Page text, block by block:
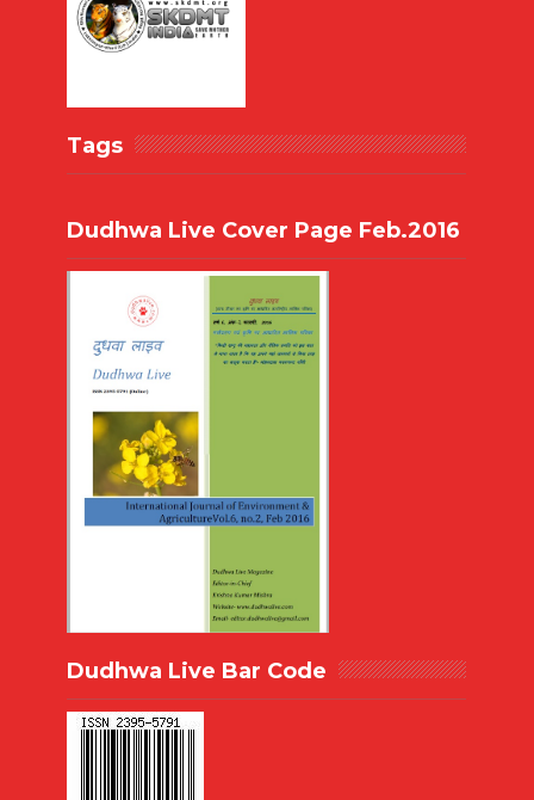
Tags
Dudhwa Live Cover Page Feb.2016
Dudhwa Live Bar Code